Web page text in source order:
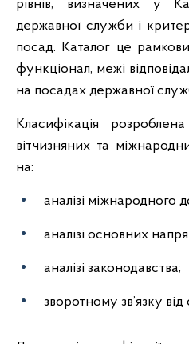
рівнів, визначених у
державної служби і
посад. Каталог це
функціонал, межі
на посадах державної
Класифікація
вітчизняних та
на:
аналізі міжнародного
аналізі основних
аналізі законодавства;
зворотному зв’язку від